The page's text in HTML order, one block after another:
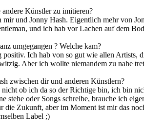
Künstler zu imitieren?
und Jonny Hash. Eigentlich mehr von
und ich hab vor Lachen auf dem
umgegangen ? Welche kam?
Ich hab von so gut wie allen Artists,
Aber ich wollte niemandem zu nahe
zwischen dir und anderen Künstlern?
ob ich da so der Richtige bin, ich bin
stehe oder Songs schreibe, brauche ich
die Zukunft, aber im Moment ist mir das
Label ;)